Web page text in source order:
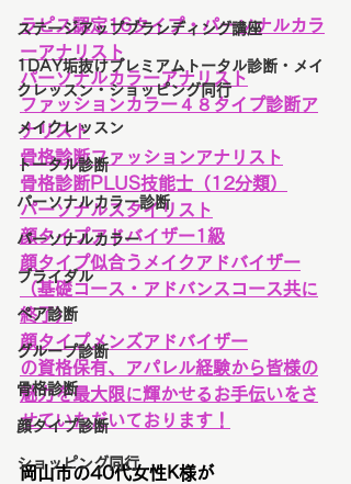
ステージアップブランディング講座
1DAY垢抜けプレミアムトータル診断・メイ
クレッスン・ショッピング同行
メイクレッスン
トータル診断
パーソナルカラー診断
パーソナルカラー
ブライダル
ペア診断
グループ診断
骨格診断
顔タイプ診断
ショッピング同行
ラピス認定16タイプ・パーソナルカラ
ーアナリスト
パーソナルカラーアナリスト
ファッションカラー４８タイプ診断ア
ナリスト
骨格診断ファッションアナリスト
骨格診断PLUS技能士（12分類）
パーソナルスタイリスト
顔タイプアドバイザー1級
顔タイプ似合うメイクアドバイザー
（基礎コース・アドバンスコース共に
終了）
顔タイプメンズアドバイザー
の資格保有、アパレル経験から皆様の
魅力を最大限に輝かせるお手伝いをさ
せていただいております！
岡山市の40代女性K様が